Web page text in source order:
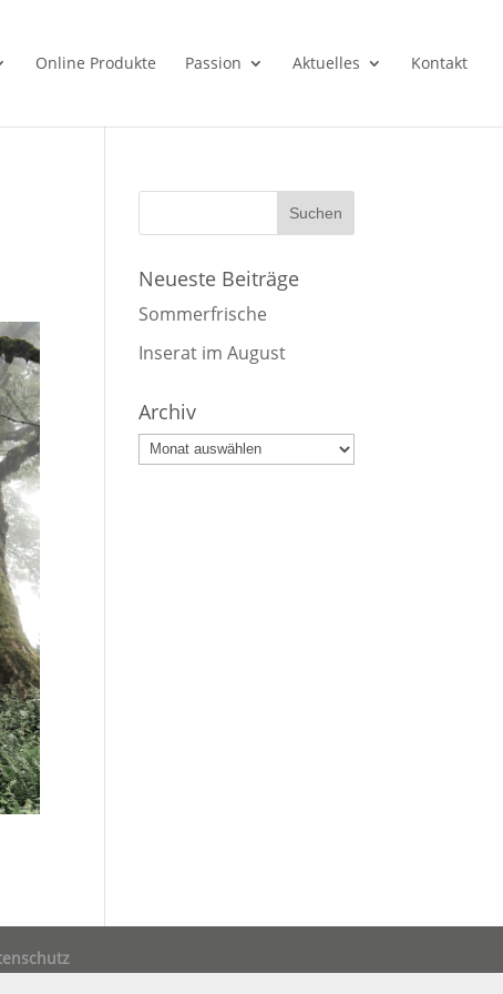
Online Produkte Passion Aktuelles Kontakt
Neueste Beiträge
Sommerfrische
Inserat im August
Archiv
Archiv